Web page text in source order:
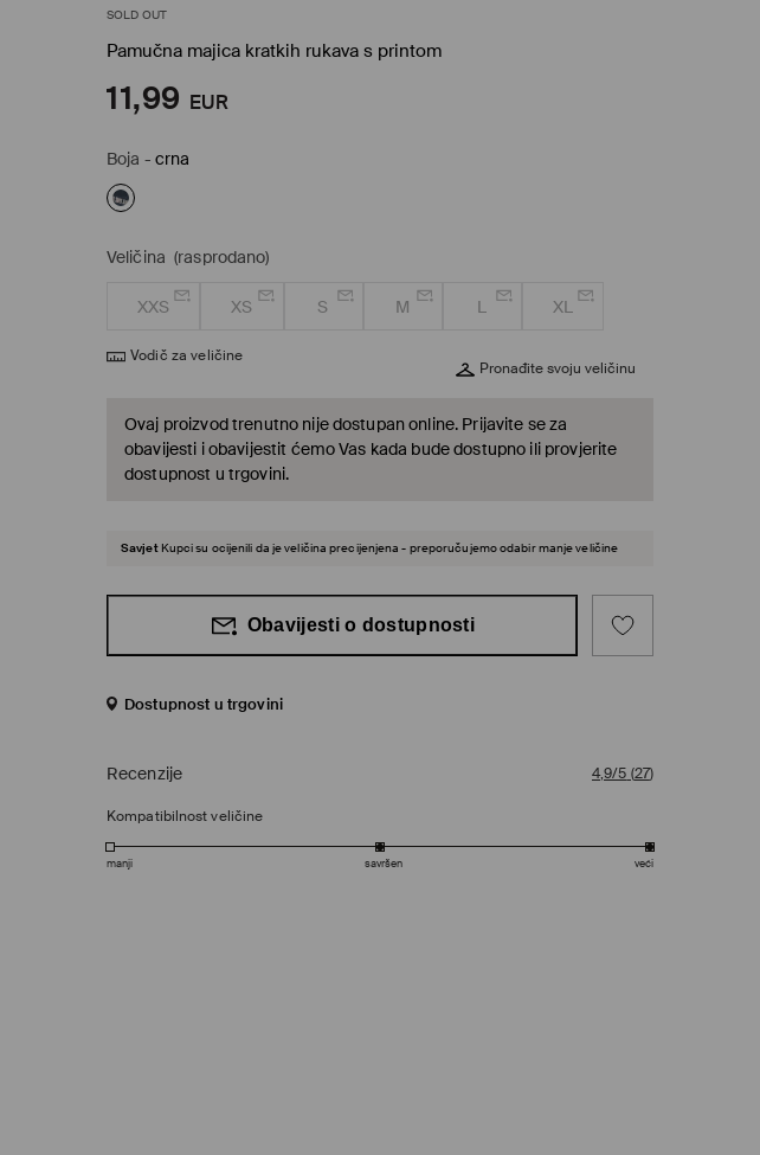
SOLD OUT
Pamučna majica kratkih rukava s printom
11,99 EUR
Boja - crna
Veličina (rasprodano)
XXS XS S M L XL
Vodič za veličine
Pronađite svoju veličinu
Ovaj proizvod trenutno nije dostupan online. Prijavite se za
obavijesti i obavijestit ćemo Vas kada bude dostupno ili provjerite
dostupnost u trgovini.
Savjet Kupci su ocijenili da je veličina precijenjena - preporučujemo odabir manje veličine
Obavijesti o dostupnosti
Dostupnost u trgovini
Recenzije 4,9/5 (27)
Kompatibilnost veličine
manji savršen veći